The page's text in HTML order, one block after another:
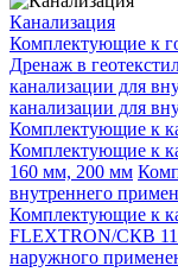
Канализация
Комплектующие к
Дренаж в
канализации для
канализации для
Комплектующие к
Комплектующие к
160 мм, 200 мм
внутреннего
Комплектующие к
FLEXTRON/СКВ
наружного